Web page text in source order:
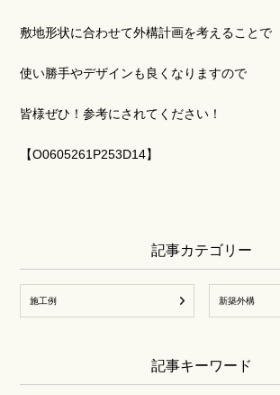
敷地形状に合わせて外構計画を考えることで
使い勝手やデザインも良くなりますので
皆様ぜひ！参考にされてください！
【O0605261P253D14】
記事カテゴリー
施工例 新築外構
記事キーワード